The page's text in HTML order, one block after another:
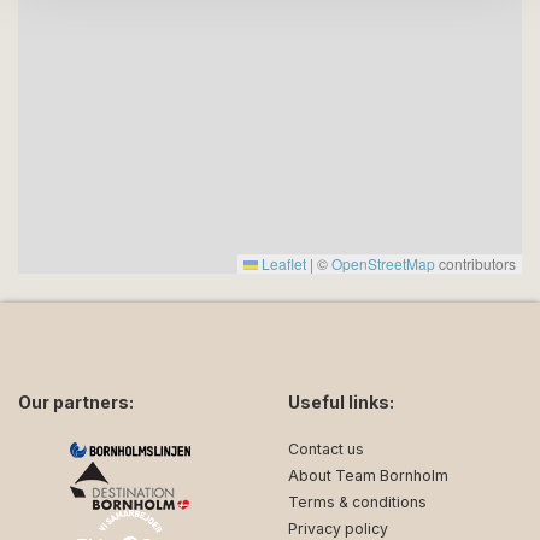
Leaflet | ©OpenStreetMapcontributors
Our partners: Useful links:
Contact us
About Team Bornholm
Terms & conditions
Privacy policy